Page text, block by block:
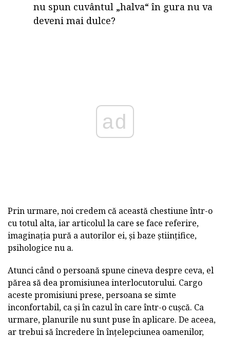
nu spun cuvântul „halva“ în gura nu va
deveni mai dulce?
ad
Prin urmare, noi credem că această chestiune într-o
cu totul alta, iar articolul la care se face referire,
imaginația pură a autorilor ei, și baze științifice,
psihologice nu a.
Atunci când o persoană spune cineva despre ceva, el
părea să dea promisiunea interlocutorului. Cargo
aceste promisiuni prese, persoana se simte
inconfortabil, ca și în cazul în care într-o cușcă. Ca
urmare, planurile nu sunt puse în aplicare. De aceea,
ar trebui să încredere în înțelepciunea oamenilor,